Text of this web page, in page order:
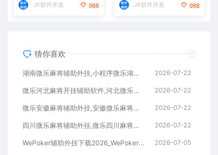
JK软件开发 988 JK软件开发 988
猜你喜欢
湖南微乐麻将辅助外挂,小程序微乐湖南麻将开挂辅助软件 2026-07-22
微乐河北麻将开挂辅助软件,河北微乐麻将小程序外挂 2026-07-22
微乐安徽麻将辅助外挂,安徽微乐麻将开挂辅助软件 2026-07-22
四川微乐麻将辅助外挂,微乐四川麻将小程序开挂辅助软件 2026-07-22
WePoker辅助外挂下载2026_WePoker微扑克透视作弊软件 2026-07-05